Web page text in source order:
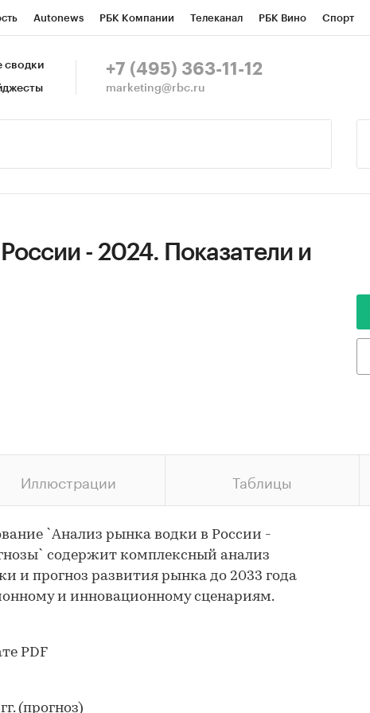
Autonews РБК Компании Телеканал РБК Вино Спорт
Конференции СПб Спецпроекты
сводки +7 (495) 363-11-12
marketing@rbc.ru
- 2024. Показатели и
Иллюстрации Таблицы
`Анализ рынка водки в России -
содержит комплексный анализ
и прогноз развития рынка до 2033 года
и инновационному сценариям.
PDF
(прогноз)